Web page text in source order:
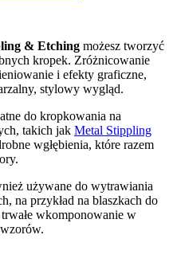
& Etching możesz tworzyć
kropek. Zróżnicowanie
i efekty graficzne,
stylowy wygląd.
do kropkowania na
takich jak Metal Stippling
wgłębienia, które razem
używane do wytrawiania
na przykład na blaszkach do
wkomponowanie w